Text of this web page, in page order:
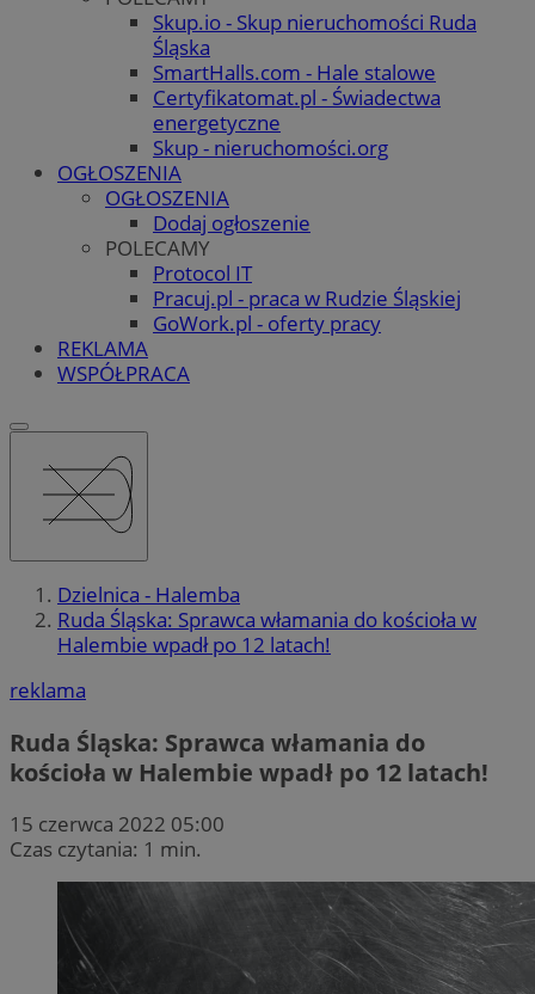
Skup.io - Skup nieruchomości Ruda
Śląska
SmartHalls.com - Hale stalowe
Certyfikatomat.pl - Świadectwa
energetyczne
Skup - nieruchomości.org
OGŁOSZENIA
OGŁOSZENIA
Dodaj ogłoszenie
POLECAMY
Protocol IT
Pracuj.pl - praca w Rudzie Śląskiej
GoWork.pl - oferty pracy
REKLAMA
WSPÓŁPRACA
Dzielnica - Halemba
Ruda Śląska: Sprawca włamania do kościoła w
Halembie wpadł po 12 latach!
reklama
Ruda Śląska: Sprawca włamania do
kościoła w Halembie wpadł po 12 latach!
15 czerwca 2022 05:00
Czas czytania: 1 min.